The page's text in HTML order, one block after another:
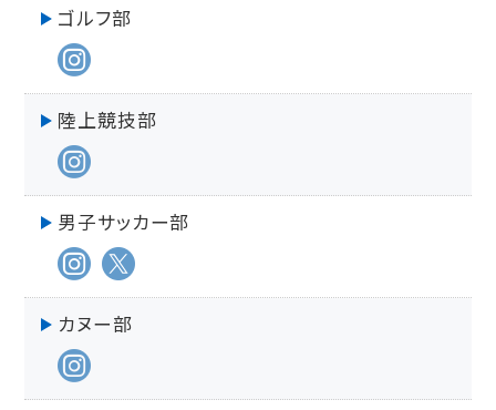
ゴルフ部
陸上競技部
男子サッカー部
カヌー部